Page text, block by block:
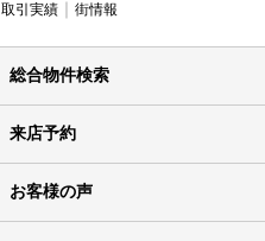
取引実績 街情報
総合物件検索
来店予約
お客様の声